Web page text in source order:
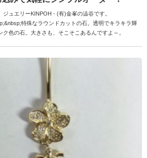
ジュエリーKINPOH - (有)金峯の澁谷です。
特殊なラウンドカットの石。透明でキラキラ輝
ク色の石。大きさも、そこそこあるんですよ～。